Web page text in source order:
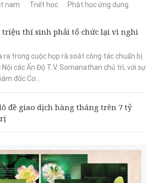
nam Triết học Phật học ứng dụng
triệu thí sinh phải tổ chức lại vì nghi
ra trong cuộc họp rà soát công tác chuẩn bị
các Ấn Độ T.V. Somanathan chủ trì, với sự
đốc Cơ...
đề giao dịch hàng tháng trên 7 tỷ